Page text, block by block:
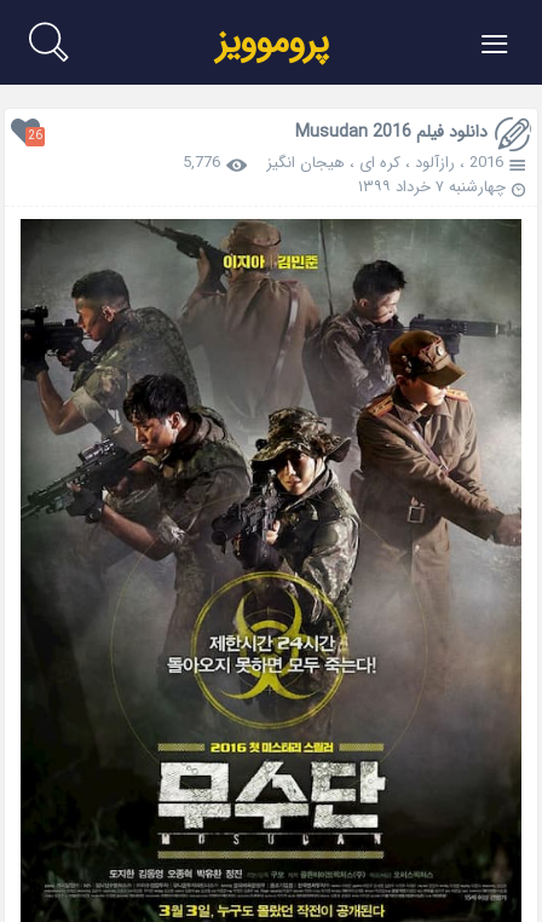
≡ پروموویز
دانلود فیلم Musudan 2016 26
2016 ، رازآلود ،کره ای ، هیجان انگیز
5,776
چهارشنبه ۷ خرداد ۱۳۹۹